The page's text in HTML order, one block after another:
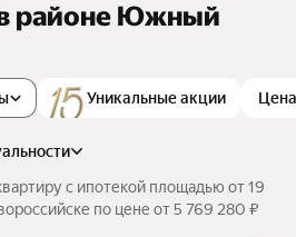
районе Южный
Уникальные акции Цена
с ипотекой площадью от 19
по цене от 5 769 280 ₽